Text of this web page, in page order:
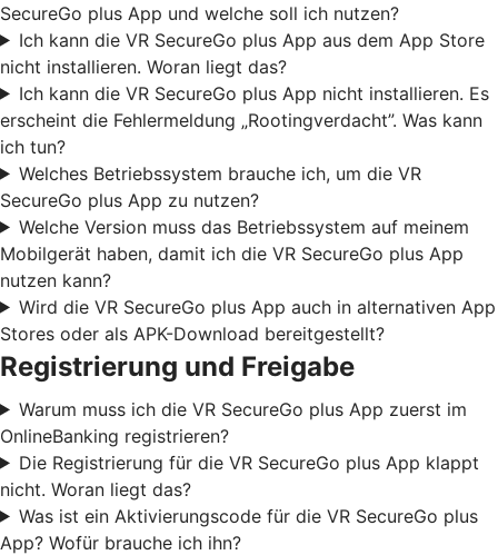
SecureGo plus App und welche soll ich nutzen?
Ich kann die VR SecureGo plus App aus dem App Store
nicht installieren. Woran liegt das?
Ich kann die VR SecureGo plus App nicht installieren. Es
erscheint die Fehlermeldung „Rootingverdacht”. Was kann
ich tun?
Welches Betriebssystem brauche ich, um die VR
SecureGo plus App zu nutzen?
Welche Version muss das Betriebssystem auf meinem
Mobilgerät haben, damit ich die VR SecureGo plus App
nutzen kann?
Wird die VR SecureGo plus App auch in alternativen App
Stores oder als APK-Download bereitgestellt?
Registrierung und Freigabe
Warum muss ich die VR SecureGo plus App zuerst im
OnlineBanking registrieren?
Die Registrierung für die VR SecureGo plus App klappt
nicht. Woran liegt das?
Was ist ein Aktivierungscode für die VR SecureGo plus
App? Wofür brauche ich ihn?